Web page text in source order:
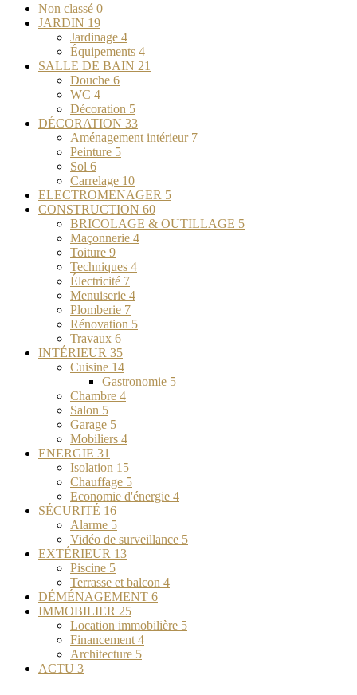
Non classé 0
JARDIN 19
Jardinage 4
Équipements 4
SALLE DE BAIN 21
Douche 6
WC 4
Décoration 5
DÉCORATION 33
Aménagement intérieur 7
Peinture 5
Sol 6
Carrelage 10
ELECTROMENAGER 5
CONSTRUCTION 60
BRICOLAGE & OUTILLAGE 5
Maçonnerie 4
Toiture 9
Techniques 4
Électricité 7
Menuiserie 4
Plomberie 7
Rénovation 5
Travaux 6
INTÉRIEUR 35
Cuisine 14
Gastronomie 5
Chambre 4
Salon 5
Garage 5
Mobiliers 4
ENERGIE 31
Isolation 15
Chauffage 5
Economie d'énergie 4
SÉCURITÉ 16
Alarme 5
Vidéo de surveillance 5
EXTÉRIEUR 13
Piscine 5
Terrasse et balcon 4
DÉMÉNAGEMENT 6
IMMOBILIER 25
Location immobilière 5
Financement 4
Architecture 5
ACTU 3